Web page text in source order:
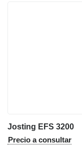
Josting EFS 3200
Precio a consultar